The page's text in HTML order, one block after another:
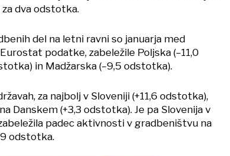
dva odstotka.
del na letni ravni so januarja med
podatke, zabeležile Poljska (–11,0
in Madžarska (–9,5 odstotka).
za najbolj v Sloveniji (+11,6 odstotka),
Danskem (+3,3 odstotka). Je pa Slovenija v
padec aktivnosti v gradbeništvu na
odstotka.